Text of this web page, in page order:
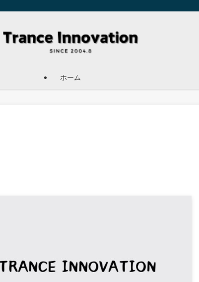
ホーム